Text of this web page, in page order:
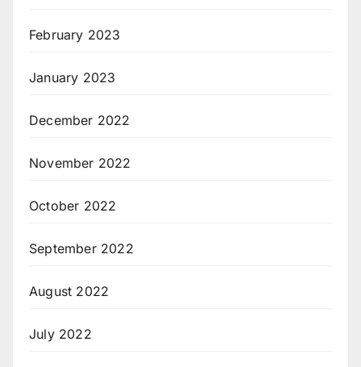
February 2023
January 2023
December 2022
November 2022
October 2022
September 2022
August 2022
July 2022